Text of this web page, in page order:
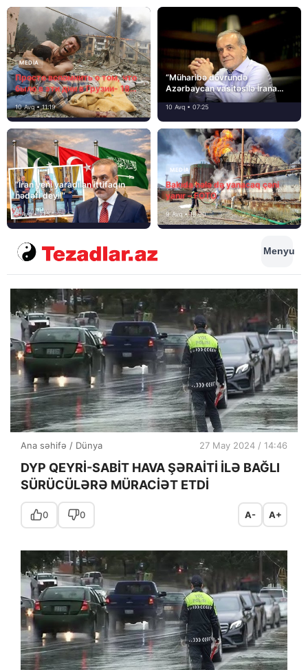
MEDİA
Просто вспомнить о том, что
было в эти дни в Грузии- 18
лет назад, 8 августа 2008
года…
10 Avq • 11:19
“Müharibə dövründə
Azərbaycan vasitəsilə İrana
yardım və dəstək göstərilib”
10 Avq • 07:25
“İran yeni yaradılan ittifaqın
hədəfi deyil”
9 Avq • 21:54
MEDİA
Bakıda hələ də yanacaq çəni
yanır – FOTO
9 Avq • 18:00
Menyu
Ana səhifə / Dünya 27 May 2024 / 14:46
DYP QEYRİ-SABİT HAVA ŞƏRAİTİ İLƏ BAĞLI
SÜRÜCÜLƏRƏ MÜRACİƏT ETDİ
0 0 A- A+